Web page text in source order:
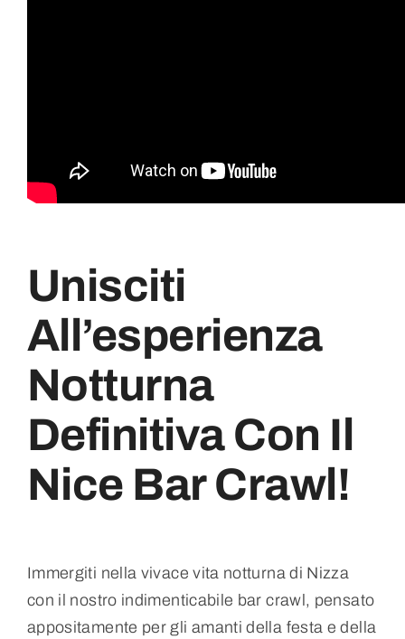
Unisciti
All’esperienza
Notturna
Definitiva Con Il
Nice Bar Crawl!
Immergiti nella vivace vita notturna di Nizza
con il nostro indimenticabile bar crawl, pensato
appositamente per gli amanti della festa e della